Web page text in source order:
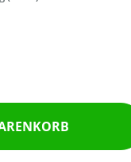
Wert